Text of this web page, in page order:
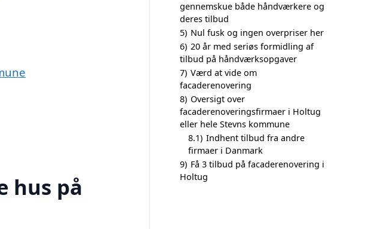
hus på
gennemskue både håndværkere og
deres tilbud
5) Nul fusk og ingen overpriser her
6) 20 år med seriøs formidling af
tilbud på håndværksopgaver
7) Værd at vide om
facaderenovering
8) Oversigt over
facaderenoveringsfirmaer i Holtug
eller hele Stevns kommune
8.1) Indhent tilbud fra andre
firmaer i Danmark
9) Få 3 tilbud på facaderenovering i
Holtug